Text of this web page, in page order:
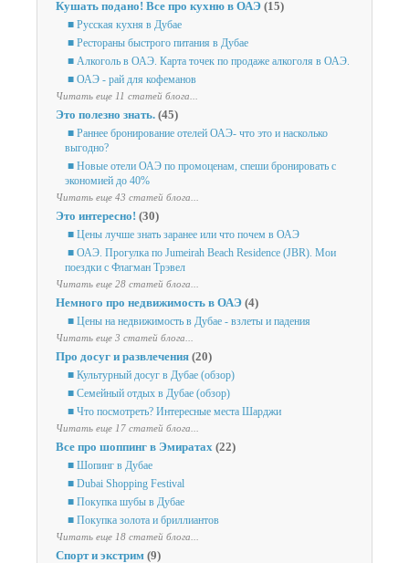
Кушать подано! Все про кухню в ОАЭ (15)
■ Русская кухня в Дубае
■ Рестораны быстрого питания в Дубае
■ Алкоголь в ОАЭ. Карта точек по продаже алкоголя в ОАЭ.
■ ОАЭ - рай для кофеманов
Читать еще 11 статей блога...
Это полезно знать. (45)
■ Раннее бронирование отелей ОАЭ- что это и насколько
выгодно?
■ Новые отели ОАЭ по промоценам, спеши бронировать с
экономией до 40%
Читать еще 43 статей блога...
Это интересно! (30)
■ Цены лучше знать заранее или что почем в ОАЭ
■ ОАЭ. Прогулка по Jumeirah Beach Residence (JBR). Мои
поездки с Флагман Трэвел
Читать еще 28 статей блога...
Немного про недвижимость в ОАЭ (4)
■ Цены на недвижимость в Дубае - взлеты и падения
Читать еще 3 статей блога...
Про досуг и развлечения (20)
■ Культурный досуг в Дубае (обзор)
■ Семейный отдых в Дубае (обзор)
■ Что посмотреть? Интересные места Шарджи
Читать еще 17 статей блога...
Все про шоппинг в Эмиратах (22)
■ Шопинг в Дубае
■ Dubai Shopping Festival
■ Покупка шубы в Дубае
■ Покупка золота и бриллиантов
Читать еще 18 статей блога...
Спорт и экстрим (9)